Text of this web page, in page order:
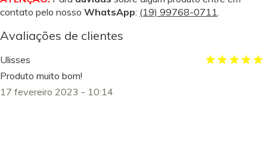
contato pelo nosso WhatsApp: (19) 99768-0711.
Avaliações de clientes
Ulisses
Produto muito bom!
17 fevereiro 2023 - 10:14